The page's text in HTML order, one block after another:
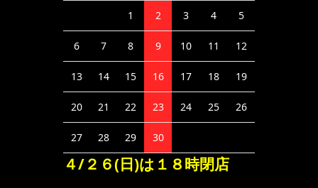
1 2 3 4 5
6 7 8 9 10 11 12
13 14 15 16 17 18 19
20 21 22 23 24 25 26
27 28 29 30
４/２６(日)は１８時閉店